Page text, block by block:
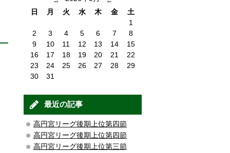
日
月 火 水 木 金
土
1
2
3 4 5 6 7
8
9
10 11 12 13 14
15
16
17 18 19 20 21
22
23
24 25 26 27 28
29
30
31
最近の記事
高円宮リーグ後期上位第四節
高円宮リーグ後期上位第四節
高円宮リーグ後期上位第三節